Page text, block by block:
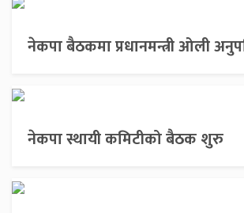
नेकपा बैठकमा प्रधानमन्त्री ओली
नेकपा स्थायी कमिटीको बैठक शुरु